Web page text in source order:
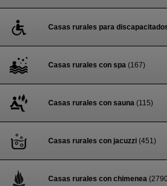
Casas rurales para
Casas rurales con spa (167)
Casas rurales con sauna (115)
Casas rurales con jacuzzi (451)
Casas rurales con chimenea